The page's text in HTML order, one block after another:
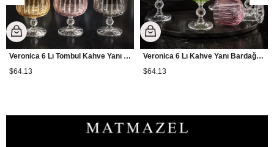
Veronica 6 Lı Tombul Kahve Yanı Bardağı Renkli
$64.13
Veronica 6 Lı Kahve Yanı Bardağı Renkli
$64.13